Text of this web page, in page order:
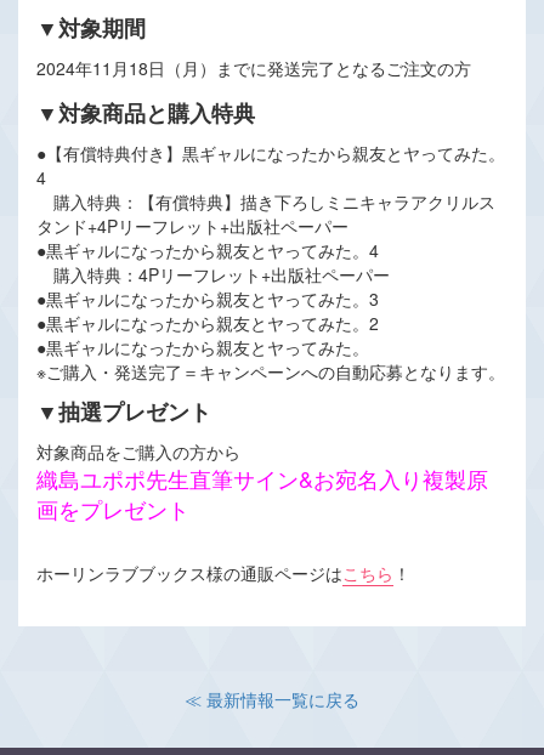
▼対象期間
2024年11月18日（月）までに発送完了となるご注文の方
▼対象商品と購入特典
●【有償特典付き】黒ギャルになったから親友とヤってみた。
4
購入特典：【有償特典】描き下ろしミニキャラアクリルス
タンド+4Pリーフレット+出版社ペーパー
●黒ギャルになったから親友とヤってみた。4
購入特典：4Pリーフレット+出版社ペーパー
●黒ギャルになったから親友とヤってみた。3
●黒ギャルになったから親友とヤってみた。2
●黒ギャルになったから親友とヤってみた。
※ご購入・発送完了＝キャンペーンへの自動応募となります。
▼抽選プレゼント
対象商品をご購入の方から
織島ユポポ先生直筆サイン&お宛名入り複製原
画をプレゼント
ホーリンラブブックス様の通販ページはこちら ！
≪ 最新情報一覧に戻る